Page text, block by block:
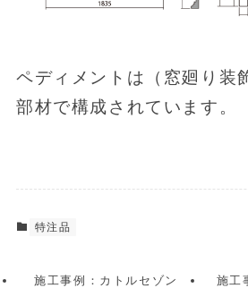
ペディメントは（窓廻り装
部材で構成されています。
特注品
施工事例：カトルセゾン
施工